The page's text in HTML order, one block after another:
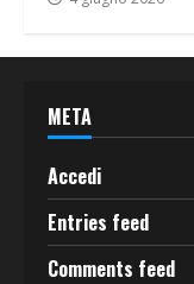
META
Accedi
Entries feed
Comments feed